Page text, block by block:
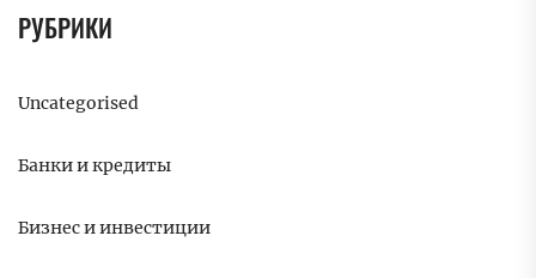
РУБРИКИ
Uncategorised
Банки и кредиты
Бизнес и инвестиции